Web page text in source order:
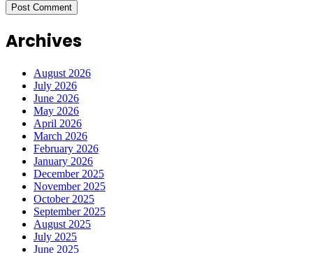
Archives
August 2026
July 2026
June 2026
May 2026
April 2026
March 2026
February 2026
January 2026
December 2025
November 2025
October 2025
September 2025
August 2025
July 2025
June 2025